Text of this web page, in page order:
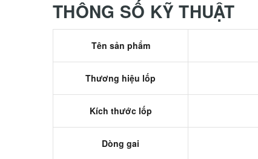
THÔNG SỐ KỸ THUẬT
Tên sản phẩm
Thương hiệu lốp
Kích thước lốp
Dòng gai